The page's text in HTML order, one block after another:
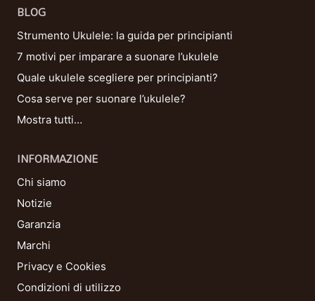
BLOG
Strumento Ukulele: la guida per principianti
7 motivi per imparare a suonare l’ukulele
Quale ukulele scegliere per principianti?
Cosa serve per suonare l’ukulele?
Mostra tutti…
INFORMAZIONE
Chi siamo
Notizie
Garanzia
Marchi
Privacy e Cookies
Condizioni di utilizzo